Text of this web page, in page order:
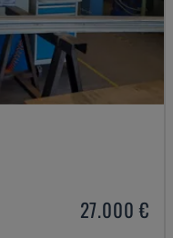
27.000 €